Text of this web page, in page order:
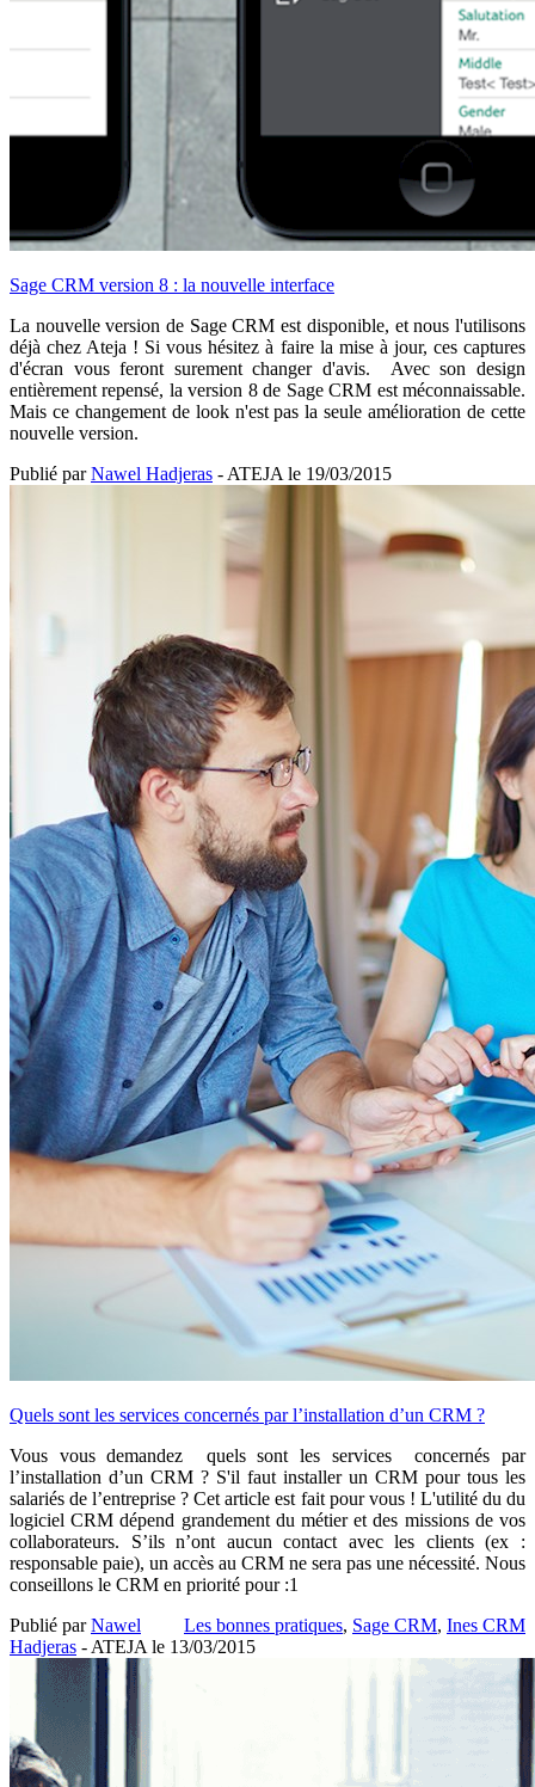
Sage CRM version 8 : la nouvelle interface
La nouvelle version de Sage CRM est disponible, et nous l'utilisons
déjà chez Ateja ! Si vous hésitez à faire la mise à jour, ces captures
d'écran vous feront surement changer d'avis. Avec son design
entièrement repensé, la version 8 de Sage CRM est méconnaissable.
Mais ce changement de look n'est pas la seule amélioration de cette
nouvelle version.
Publié parNawel Hadjeras - ATEJA le 19/03/2015
Quels sont les services concernés par l’installation d’un CRM ?
Vous vous demandez quels sont les services concernés par
l’installation d’un CRM ? S'il faut installer un CRM pour tous les
salariés de l’entreprise ? Cet article est fait pour vous ! L'utilité du du
logiciel CRM dépend grandement du métier et des missions de vos
collaborateurs. S’ils n’ont aucun contact avec les clients (ex :
responsable paie), un accès au CRM ne sera pas une nécessité. Nous
conseillons le CRM en priorité pour :1
Les bonnes pratiques, Sage CRM, Ines CRM
Publié parNawel
Hadjeras - ATEJA le 13/03/2015